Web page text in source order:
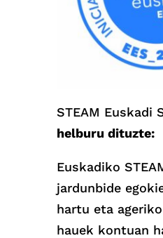
STEAM Euskadi
helburu dituzte:
Euskadiko
jardunbide
hartu eta
hauek kontuan